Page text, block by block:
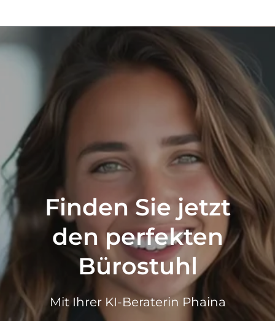
Finden Sie jetzt
den perfekten
Bürostuhl
Mit Ihrer KI-Beraterin Phaina